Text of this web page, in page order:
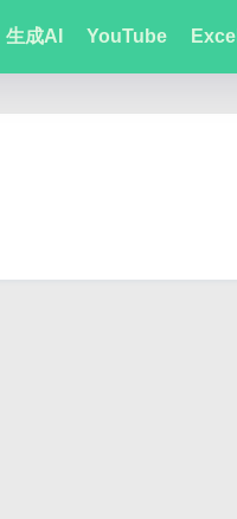
生成AI YouTube Excel